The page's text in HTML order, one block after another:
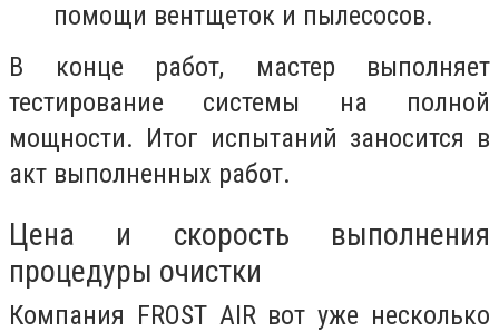
помощи вентщеток и пылесосов.
В конце работ, мастер выполняет
тестирование системы на полной
мощности. Итог испытаний заносится в
акт выполненных работ.
Цена и скорость выполнения
процедуры очистки
Компания FROST AIR вот уже несколько